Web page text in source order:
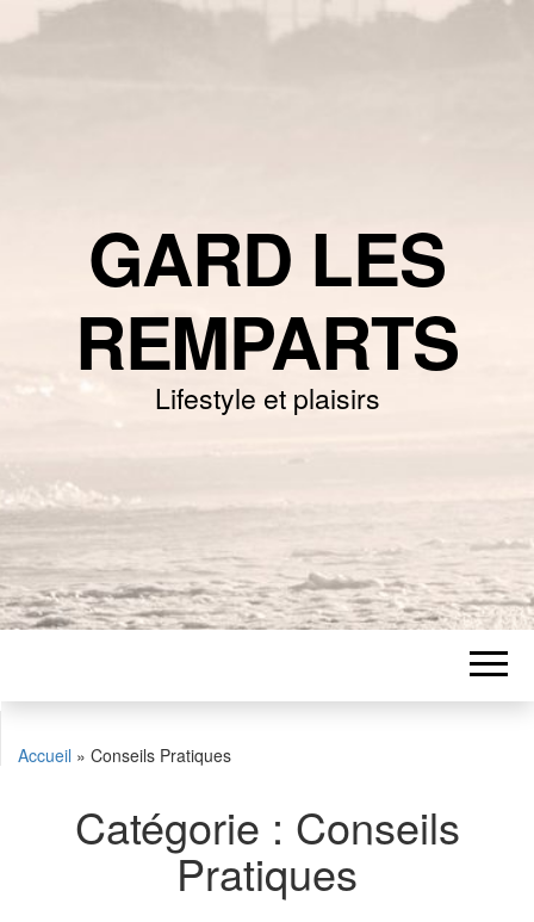
GARD LES
REMPARTS
Lifestyle et plaisirs
Accueil » Conseils Pratiques
Catégorie : Conseils
Pratiques